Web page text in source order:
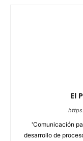
El
'Comunicación
desarrollo de